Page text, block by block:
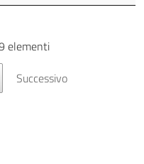
elementi
Successivo